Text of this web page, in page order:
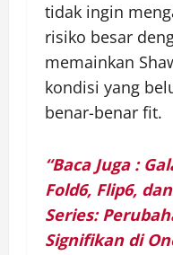
tidak ingin
risiko besar
memainkan
kondisi yang
benar-benar fit.
“Baca Juga :
Fold6, Flip6,
Series:
Signifikan di